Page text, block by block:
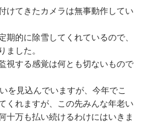
けてきたカメラは無事動作してい
的に除雪してくれているので、
した。
視する感覚は何とも切ないもので
を見込んでいますが、今年でこ
くれますが、この先みんな年老い
十万も払い続けるわけにはいきま